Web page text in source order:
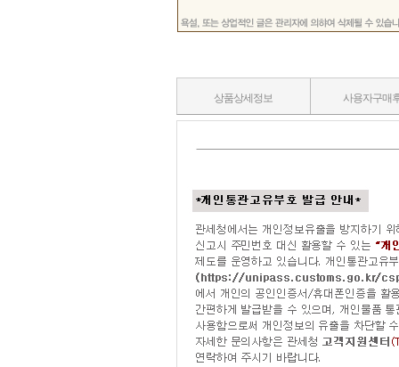
상품상세정보 사용자구매